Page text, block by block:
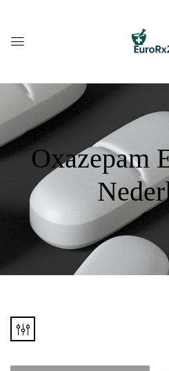
Oxazepam